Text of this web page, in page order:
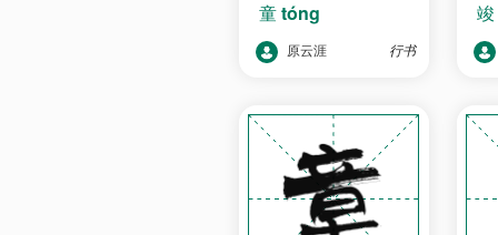
童tóng
原云涯 行书
竣